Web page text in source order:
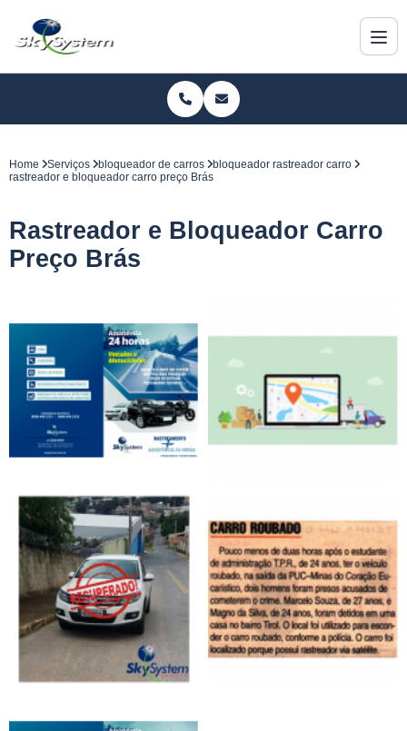
Home Serviços bloqueador de carros
bloqueador rastreador carro
rastreador e bloqueador carro preço Brás
Rastreador e Bloqueador Carro
Preço Brás